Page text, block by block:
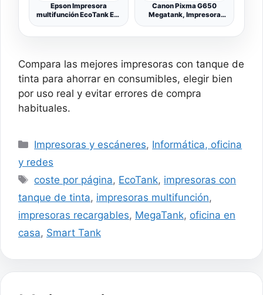
Epson Impresora
multifunción EcoTank ET-
Canon Pixma G650
Megatank, Impresora
WiFi, Pantalla LCD, Print,
Ahorro de Energía, Negro
Compara las mejores impresoras con tanque de
tinta para ahorrar en consumibles, elegir bien
por uso real y evitar errores de compra
habituales.
Categorías
Impresoras y escáneres, Informática, oficina
y redes
Etiquetas
coste por página, EcoTank, impresoras con
tanque de tinta, impresoras multifunción,
impresoras recargables, MegaTank, oficina en
casa, Smart Tank